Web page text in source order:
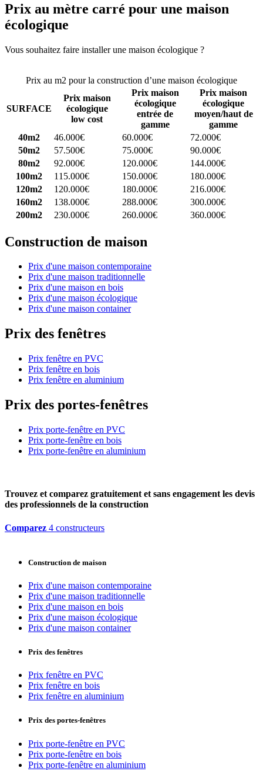
Prix au mètre carré pour une maison
écologique
Vous souhaitez faire installer une maison écologique ?
Prix au m2 pour la construction d’une maison écologique
SURFACE
Prix maison
écologique
low cost
Prix maison
écologique
entrée de
gamme
Prix maison
écologique
moyen/haut de
gamme
40m2
46.000€ 60.000€
72.000€
50m2
57.500€ 75.000€
90.000€
80m2
92.000€ 120.000€
144.000€
100m2
115.000€ 150.000€
180.000€
120m2
120.000€ 180.000€
216.000€
160m2
138.000€ 288.000€
300.000€
200m2
230.000€ 260.000€ 360.000€
Construction de maison
Prix d'une maison contemporaine
Prix d'une maison traditionnelle
Prix d'une maison en bois
Prix d'une maison écologique
Prix d'une maison container
Prix des fenêtres
Prix fenêtre en PVC
Prix fenêtre en bois
Prix fenêtre en aluminium
Prix des portes-fenêtres
Prix porte-fenêtre en PVC
Prix porte-fenêtre en bois
Prix porte-fenêtre en aluminium
Trouvez et comparez gratuitement et sans engagement les devis
des professionnels de la construction
Comparez 4 constructeurs
Construction de maison
Prix d'une maison contemporaine
Prix d'une maison traditionnelle
Prix d'une maison en bois
Prix d'une maison écologique
Prix d'une maison container
Prix des fenêtres
Prix fenêtre en PVC
Prix fenêtre en bois
Prix fenêtre en aluminium
Prix des portes-fenêtres
Prix porte-fenêtre en PVC
Prix porte-fenêtre en bois
Prix porte-fenêtre en aluminium